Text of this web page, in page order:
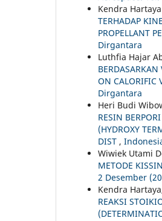
Kendra
TERHADAP
PROPELLANT
Dirgantara
Luthfia Hajar
ON CALORIFIC
Dirgantara
Heri Budi
RESIN
(HYDROXY
DIST ,
Wiwiek Utami
METODE
2 Desember
Kendra
REAKSI